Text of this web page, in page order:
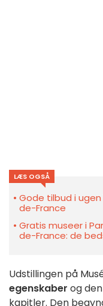
LÆS OGSÅ
Gode tilbud i ugen
de-France
Gratis museer i
de-France: de
Udstillingen på
egenskaber og
kapitler. Den